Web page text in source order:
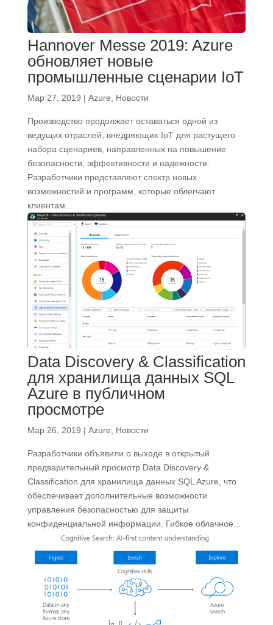
Hannover Messe 2019: Azure
обновляет новые
промышленные сценарии IoT
Мар 27, 2019 | Azure, Новости
Производство продолжает оставаться одной из
ведущих отраслей, внедряющих IoT для растущего
набора сценариев, направленных на повышение
безопасности, эффективности и надежности.
Разработчики представляют спектр новых
возможностей и программ, которые облегчают
клиентам...
Data Discovery & Classification
для хранилища данных SQL
Azure в публичном
просмотре
Мар 26, 2019 | Azure, Новости
Разработчики объявили о выходе в открытый
предварительный просмотр Data Discovery &
Classification для хранилища данных SQL Azure, что
обеспечивает дополнительные возможности
управления безопасностью для защиты
конфиденциальной информации. Гибкое облачное...